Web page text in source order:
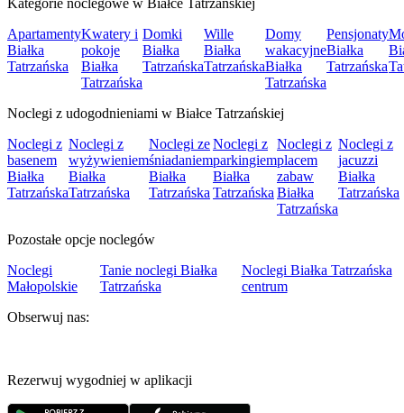
Kategorie noclegowe w Białce Tatrzańskiej
Apartamenty
Białka
Tatrzańska
Kwatery i
pokoje
Białka
Tatrzańska
Domki
Białka
Tatrzańska
Wille
Białka
Tatrzańska
Domy
wakacyjne
Białka
Tatrzańska
Pensjonaty
Białka
Tatrzańska
Noclegi z udogodnieniami w Białce Tatrzańskiej
Noclegi z
basenem
Białka
Tatrzańska
Noclegi z
wyżywieniem
Białka
Tatrzańska
Noclegi ze
śniadaniem
Białka
Tatrzańska
Noclegi z
parkingiem
Białka
Tatrzańska
Noclegi z
placem
zabaw
Białka
Tatrzańska
Noclegi z
jacuzzi
Białka
Tatrzańska
Pozostałe opcje noclegów
Noclegi
Małopolskie
Tanie noclegi Białka
Tatrzańska
Noclegi Białka Tatrzańska
centrum
Obserwuj nas:
Rezerwuj wygodniej w aplikacji